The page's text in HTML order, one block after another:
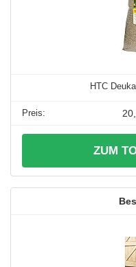
HTC
ZUM